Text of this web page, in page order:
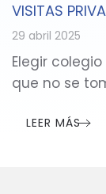
VISITAS
29 abril 2025
Elegir
que no se
LEER MÁS